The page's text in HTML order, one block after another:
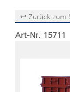
↩ Zurück zum
Art-Nr. 15711